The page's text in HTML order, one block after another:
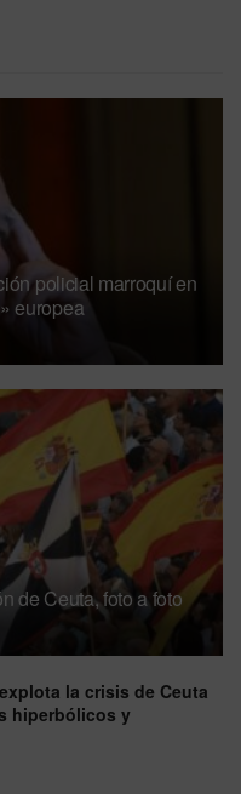
policial marroquí en
europea
de Ceuta, foto a foto
la crisis de Ceuta
hiperbólicos y